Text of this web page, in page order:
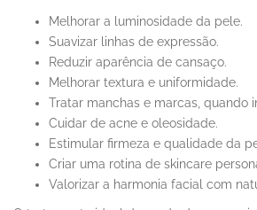
Melhorar a luminosidade da pele.
Suavizar linhas de expressão.
Reduzir aparência de cansaço.
Melhorar textura e uniformidade.
Tratar manchas e marcas, quando
Cuidar de acne e oleosidade.
Estimular firmeza e qualidade da
Criar uma rotina de skincare
Valorizar a harmonia facial com